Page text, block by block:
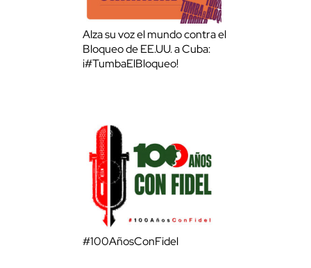
Alza su voz el mundo contra el
Bloqueo de EE.UU. a Cuba:
¡#TumbaElBloqueo!
#100AñosConFidel